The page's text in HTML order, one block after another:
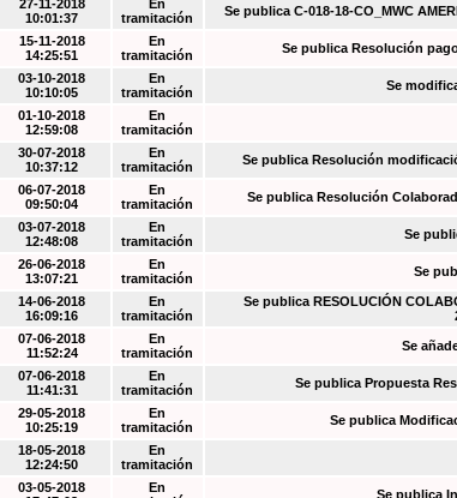
27-11-2018
10:01:37
En
tramitación
Se publica C-018-18-CO_MWC
15-11-2018
14:25:51
En
tramitación
Se publica Resolución
03-10-2018
10:10:05
En
tramitación
Se
01-10-2018
12:59:08
En
tramitación
30-07-2018
10:37:12
En
tramitación
Se publica Resolución
06-07-2018
09:50:04
En
tramitación
Se publica Resolución
03-07-2018
12:48:08
En
tramitación
Se
26-06-2018
13:07:21
En
tramitación
Se
14-06-2018
16:09:16
En
tramitación
Se publica RESOLUCIÓN
07-06-2018
11:52:24
En
tramitación
Se
07-06-2018
11:41:31
En
tramitación
Se publica Propuesta
29-05-2018
10:25:19
En
tramitación
Se publica
18-05-2018
12:24:50
En
tramitación
03-05-2018
En
Se publica